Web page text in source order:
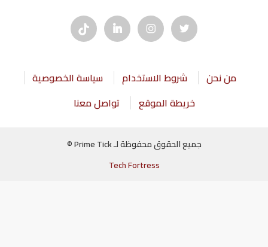
من نحن شروط الاستخدام
سياسة الخصوصية
خريطة الموقع
تواصل معنا
جميع الحقوق محفوظة لـ Prime Tick ©
Tech Fortress